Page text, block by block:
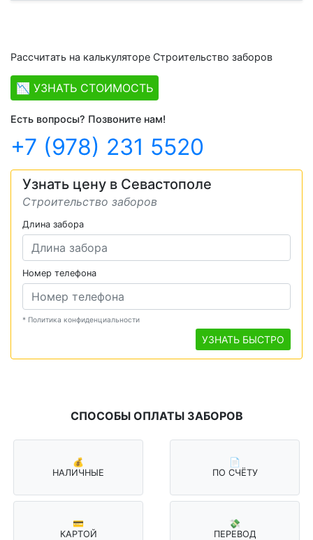
Рассчитать на калькуляторе Строительство заборов
📉 УЗНАТЬ СТОИМОСТЬ
Есть вопросы? Позвоните нам!
+7 (978) 231 5520
Узнать цену в Севастополе
Строительство заборов
Длина забора
Номер телефона
* Политика конфиденциальности
УЗНАТЬ БЫСТРО
СПОСОБЫ ОПЛАТЫ ЗАБОРОВ
💰
НАЛИЧНЫЕ
📄
ПО СЧЁТУ
💳
КАРТОЙ
💸
ПЕРЕВОД